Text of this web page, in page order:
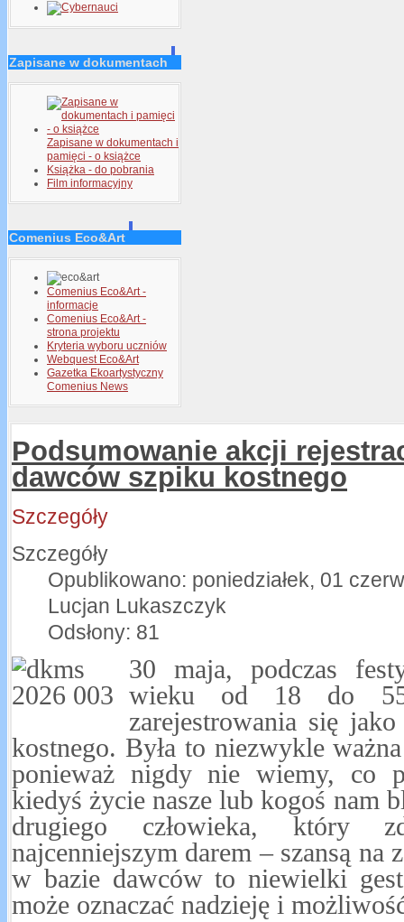
Zapisane w dokumentach
Zapisane w dokumentach i
pamięci - o książce
Książka - do pobrania
Film informacyjny
Comenius Eco&Art
Comenius Eco&Art -
informacje
Comenius Eco&Art -
strona projektu
Kryteria wyboru uczniów
Webquest Eco&Art
Gazetka Ekoartystyczny
Comenius News
Podsumowanie akcji
dawców szpiku kostnego
Szczegóły
Szczegóły
Opublikowano: poniedziałek, 01
Lucjan Lukaszczyk
Odsłony: 81
30 maja, podczas
wieku od 18 do
zarejestrowania się
kostnego. Była to niezwykle
ponieważ nigdy nie wiemy, co
kiedyś życie nasze lub kogoś nam
drugiego człowieka, który
najcenniejszym darem – szansą na
w bazie dawców to niewielki
może oznaczać nadzieję i